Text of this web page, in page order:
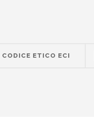
CODICE ETICO ECI